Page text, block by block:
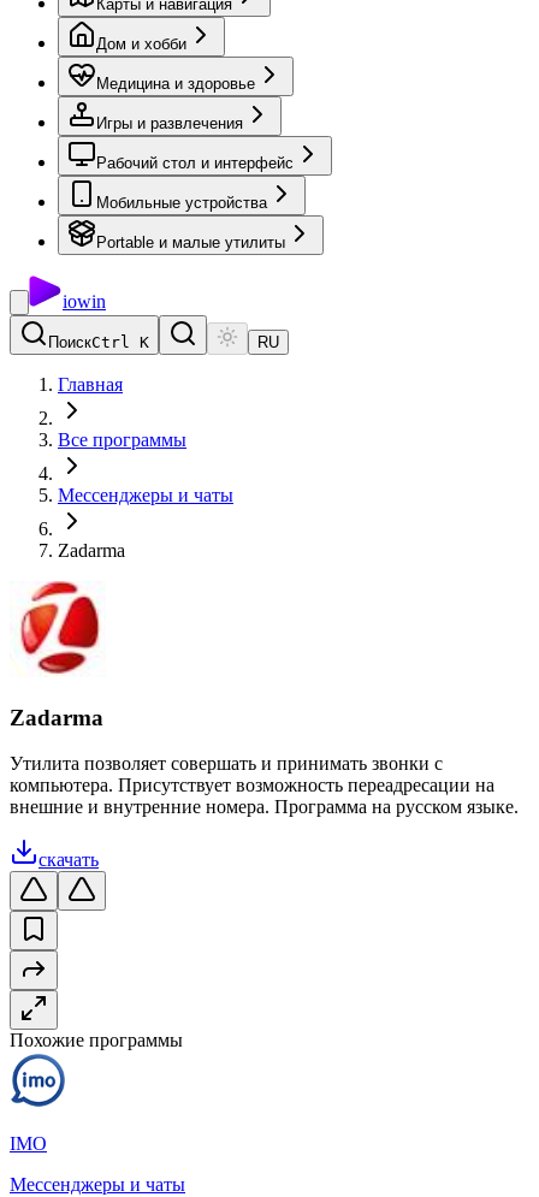
Карты и навигация
Дом и хобби
Медицина и здоровье
Игры и развлечения
Рабочий стол и интерфейс
Мобильные устройства
Portable и малые утилиты
iowin
ПоискCtrl K RU
Главная
Все программы
Мессенджеры и чаты
Zadarma
Zadarma
Утилита позволяет совершать и принимать звонки с
компьютера. Присутствует возможность переадресации на
внешние и внутренние номера. Программа на русском языке.
скачать
Похожие программы
IMO
Мессенджеры и чаты